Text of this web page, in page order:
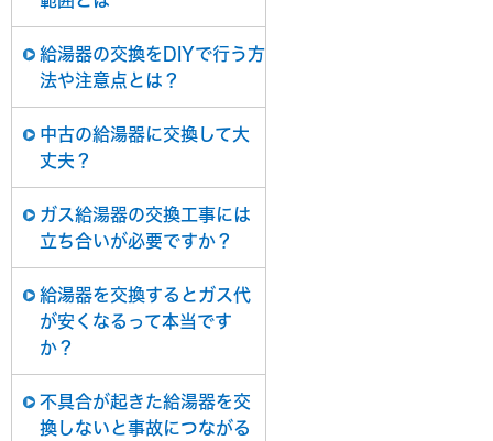
給湯器の交換をDIYで行う方
法や注意点とは？
中古の給湯器に交換して大
丈夫？
ガス給湯器の交換工事には
立ち合いが必要ですか？
給湯器を交換するとガス代
が安くなるって本当です
か？
不具合が起きた給湯器を交
換しないと事故につながる